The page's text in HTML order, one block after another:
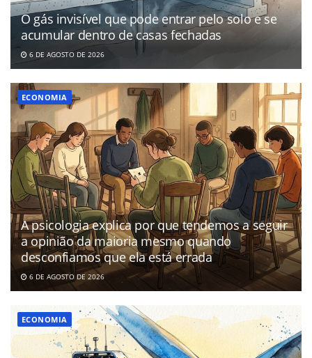
O gás invisível que pode entrar pelo solo e se
acumular dentro de casas fechadas
6 DE AGOSTO DE 2026
ECONOMIA
A psicologia explica por que tendemos a seguir
a opinião da maioria mesmo quando
desconfiamos que ela está errada
6 DE AGOSTO DE 2026
ECONOMIA